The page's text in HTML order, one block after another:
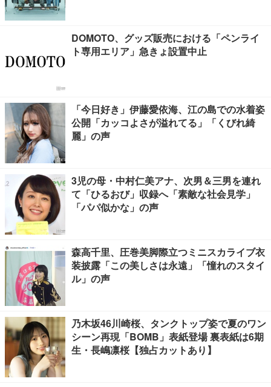
DOMOTO、グッズ販売における「ペンライ
ト専用エリア」急きょ設置中止
「今日好き」伊藤愛依海、江の島での水着姿
公開「カッコよさが溢れてる」「くびれ綺
麗」の声
3児の母・中村仁美アナ、次男＆三男を連れ
て「ひるおび」収録へ「素敵な社会見学」
「パパ似かな」の声
森高千里、圧巻美脚際立つミニスカライブ衣
装披露「この美しさは永遠」「憧れのスタイ
ル」の声
乃木坂46川崎桜、タンクトップ姿で夏のワン
シーン再現「BOMB」表紙登場 裏表紙は6期
生・長嶋凛桜【独占カットあり】